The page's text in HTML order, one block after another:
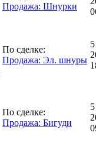
Продажа: Шнурки
По сделке:
Продажа: Эл. шнуры
По сделке:
Продажа: Бигуди